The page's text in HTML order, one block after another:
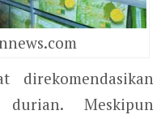
direkomendasikan
Meskipun